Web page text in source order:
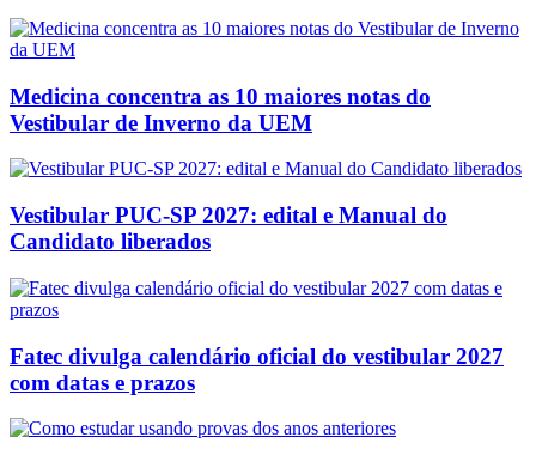
Medicina concentra as 10 maiores notas do
Vestibular de Inverno da UEM
Vestibular PUC-SP 2027: edital e Manual do
Candidato liberados
Fatec divulga calendário oficial do vestibular 2027
com datas e prazos